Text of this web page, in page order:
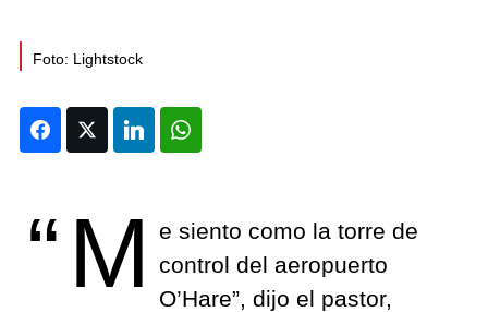
Foto: Lightstock
FacebookTwitter LinkedIn
“M
e siento como la torre de
control del aeropuerto
O’Hare”, dijo el pastor,